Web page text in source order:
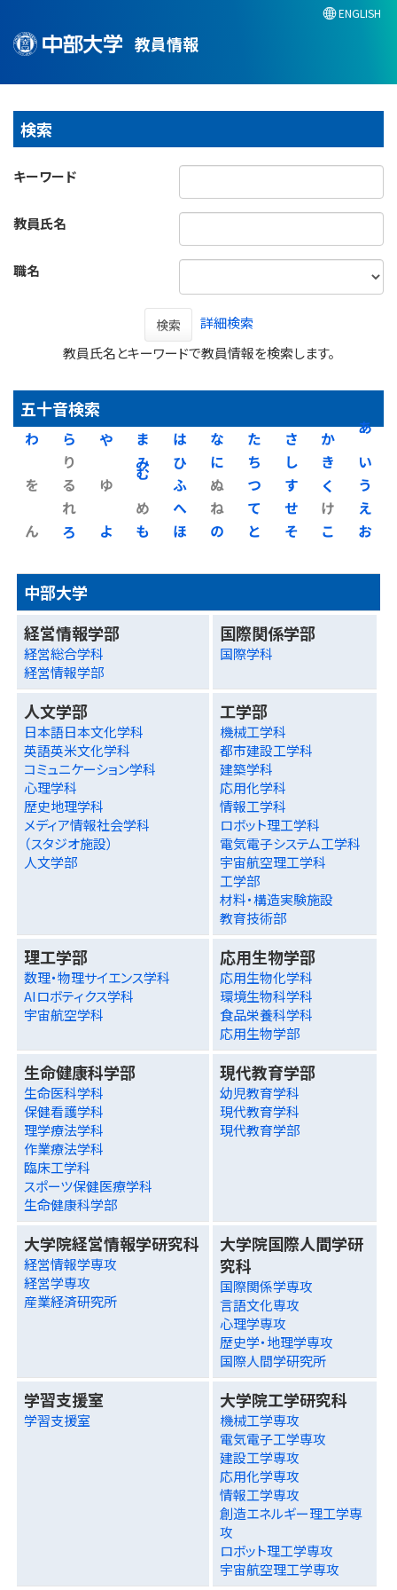
教員情報
ENGLISH
検索
キーワード
教員氏名
職名
検索
詳細検索
教員氏名とキーワードで教員情報を検索します。
五十音検索
あ
い
う
え
お
か
き
く
け
こ
さ
し
す
せ
そ
た
ち
つ
て
と
な
に
ぬ
ね
の
は
ひ
ふ
へ
ほ
ま
み
む
め
も
や
ゆ
よ
ら
り
る
れ
ろ
わ
を
ん
中部大学
経営情報学部
経営総合学科
経営情報学部
国際関係学部
国際学科
人文学部
日本語日本文化学科
英語英米文化学科
コミュニケーション学科
心理学科
歴史地理学科
メディア情報社会学科
（スタジオ施設）
人文学部
工学部
機械工学科
都市建設工学科
建築学科
応用化学科
情報工学科
ロボット理工学科
電気電子システム工学科
宇宙航空理工学科
工学部
材料・構造実験施設
教育技術部
理工学部
数理・物理サイエンス学科
AIロボティクス学科
宇宙航空学科
応用生物学部
応用生物化学科
環境生物科学科
食品栄養科学科
応用生物学部
生命健康科学部
生命医科学科
保健看護学科
理学療法学科
作業療法学科
臨床工学科
スポーツ保健医療学科
生命健康科学部
現代教育学部
幼児教育学科
現代教育学科
現代教育学部
大学院経営情報学研究科
経営情報学専攻
経営学専攻
産業経済研究所
大学院国際人間学研
究科
国際関係学専攻
言語文化専攻
心理学専攻
歴史学・地理学専攻
国際人間学研究所
学習支援室
学習支援室
大学院工学研究科
機械工学専攻
電気電子工学専攻
建設工学専攻
応用化学専攻
情報工学専攻
創造エネルギー理工学専
攻
ロボット理工学専攻
宇宙航空理工学専攻